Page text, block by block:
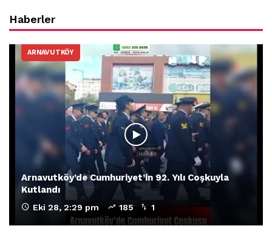
Haberler
ARNAVUTKÖY
Arnavutköy’de Cumhuriyet’in 92. Yılı Coşkuyla
Kutlandı
Eki 28, 2:29 pm 185 1